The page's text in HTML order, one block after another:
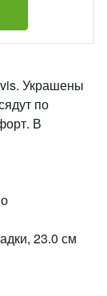
Украшены
по
В
23.0 см